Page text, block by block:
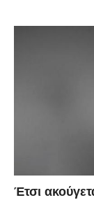
Έτσι